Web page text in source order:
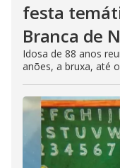
festa
Branca de
Idosa de 88 anos
anões, a bruxa, até